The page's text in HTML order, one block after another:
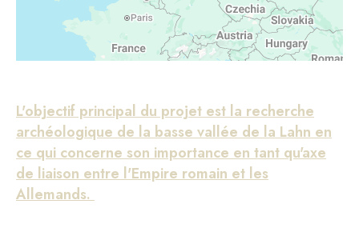
L'objectif principal du projet est la recherche
archéologique de la basse vallée de la Lahn en
ce qui concerne son importance en tant qu'axe
de liaison entre l'Empire romain et les
Allemands.